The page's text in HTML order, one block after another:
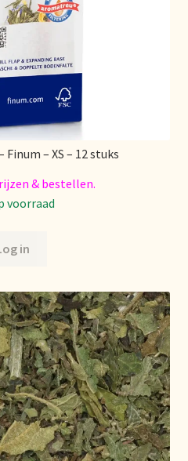
business!
– XS – 12 stuks
& bestellen.
voorraad
in